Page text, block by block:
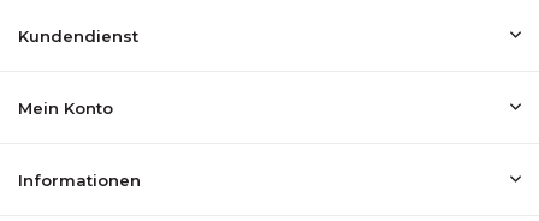
Kundendienst
Mein Konto
Informationen